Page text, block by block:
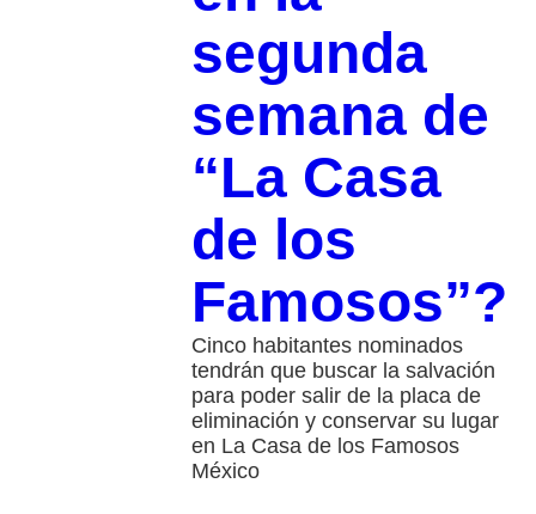
segunda
semana de
“La Casa
de los
Famosos”?
Cinco habitantes nominados
tendrán que buscar la salvación
para poder salir de la placa de
eliminación y conservar su lugar
en La Casa de los Famosos
México